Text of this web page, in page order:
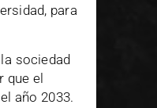
para
sociedad
que el
año 2033.